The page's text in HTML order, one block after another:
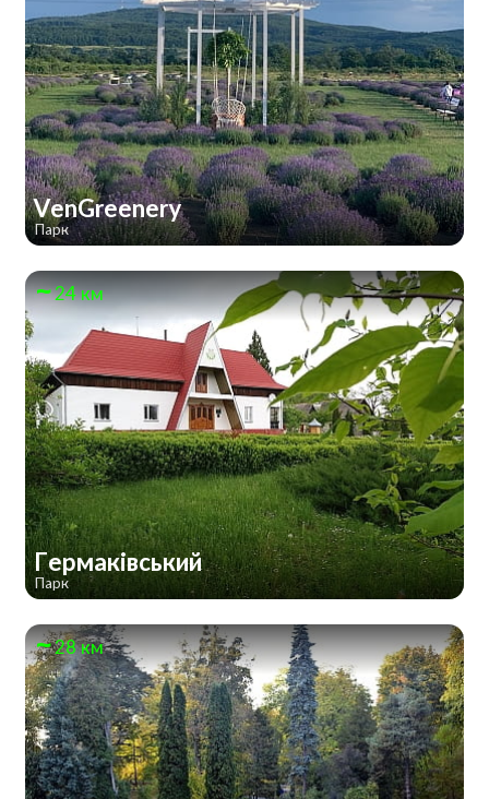
VenGreenery
Парк
24 км
Гермаківський
Парк
28 км